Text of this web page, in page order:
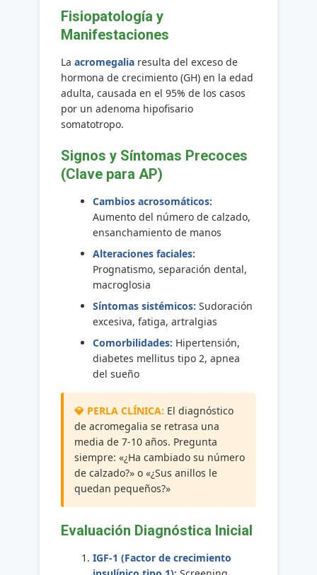
Fisiopatología y
Manifestaciones
La acromegaliaresulta del exceso de
hormona de crecimiento (GH) en la edad
adulta, causada en el 95% de los casos
por un adenoma hipofisario
somatotropo.
Signos y Síntomas Precoces
(Clave para AP)
Cambios acrosomáticos:
Aumento del número de calzado,
ensanchamiento de manos
Alteraciones faciales:
Prognatismo, separación dental,
macroglosia
Síntomas sistémicos: Sudoración
excesiva, fatiga, artralgias
Comorbilidades: Hipertensión,
diabetes mellitus tipo 2, apnea
del sueño
El diagnóstico
de acromegalia se retrasa una
media de 7-10 años. Pregunta
siempre: «¿Ha cambiado su número
de calzado?» o «¿Sus anillos le
quedan pequeños?»
Evaluación Diagnóstica Inicial
IGF-1 (Factor de crecimiento